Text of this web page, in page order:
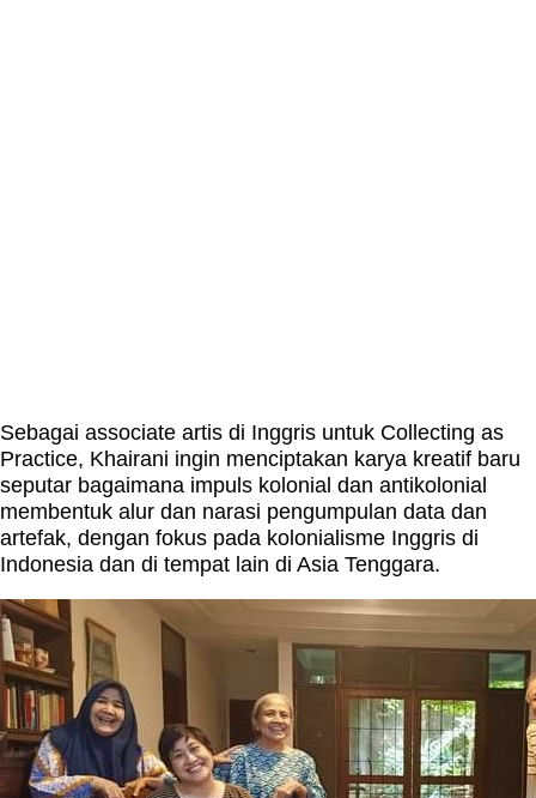
Sebagai associate artis di Inggris untuk Collecting as
Practice, Khairani ingin menciptakan karya kreatif baru
seputar bagaimana impuls kolonial dan antikolonial
membentuk alur dan narasi pengumpulan data dan
artefak, dengan fokus pada kolonialisme Inggris di
Indonesia dan di tempat lain di Asia Tenggara.